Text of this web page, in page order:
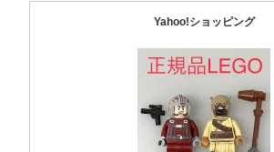
Yahoo!ショッピング